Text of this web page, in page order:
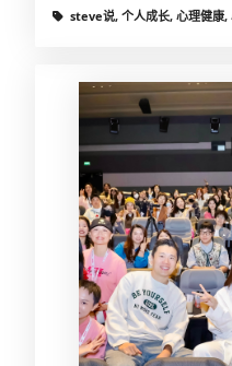
steve说, 个人成长, 心理健康,